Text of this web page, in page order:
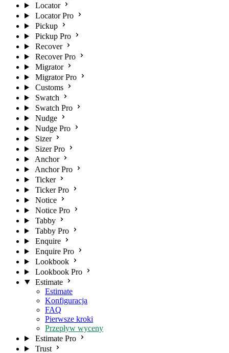
Locator
Locator Pro
Pickup
Pickup Pro
Recover
Recover Pro
Migrator
Migrator Pro
Customs
Swatch
Swatch Pro
Nudge
Nudge Pro
Sizer
Sizer Pro
Anchor
Anchor Pro
Ticker
Ticker Pro
Notice
Notice Pro
Tabby
Tabby Pro
Enquire
Enquire Pro
Lookbook
Lookbook Pro
Estimate
Estimate
Konfiguracja
FAQ
Pierwsze kroki
Przepływ wyceny
Estimate Pro
Trust